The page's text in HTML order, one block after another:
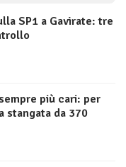
SP1 a Gavirate: tre
più cari: per
stangata da 370